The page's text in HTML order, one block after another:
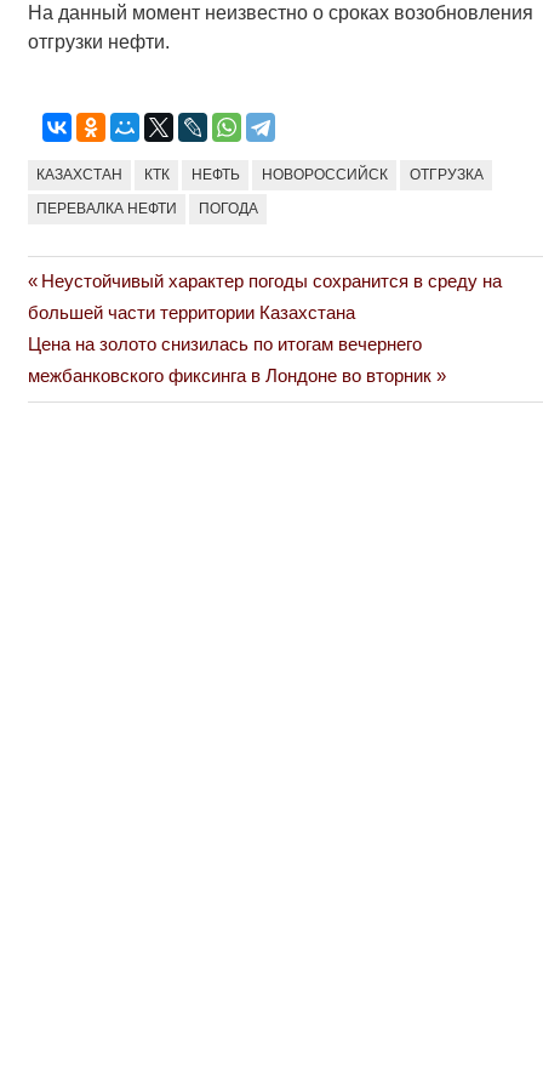
На данный момент неизвестно о сроках возобновления
отгрузки нефти.
КАЗАХСТАН КТК НЕФТЬ НОВОРОССИЙСК ОТГРУЗКА
ПЕРЕВАЛКА НЕФТИ ПОГОДА
Навигация
по
записям
Previous
Post:
Неустойчивый характер погоды сохранится в среду на
большей части территории Казахстана
Next
Post:
Цена на золото снизилась по итогам вечернего
межбанковского фиксинга в Лондоне во вторник